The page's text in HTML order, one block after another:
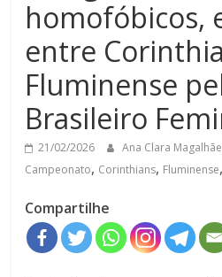
homofóbicos,
entre
Fluminense
Brasileiro
21/02/2026 Ana Clara
Campeonato, Corinthians, Fluminense
Compartilhe